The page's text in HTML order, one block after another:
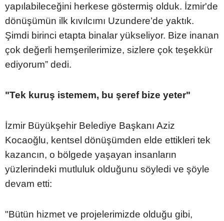
yapılabileceğini herkese göstermiş olduk. İzmir'de
dönüşümün ilk kıvılcımı Uzundere’de yaktık.
Şimdi birinci etapta binalar yükseliyor. Bize inanan
çok değerli hemşerilerimize, sizlere çok teşekkür
ediyorum” dedi.
"Tek kuruş istemem, bu şeref bize yeter"
İzmir Büyükşehir Belediye Başkanı Aziz
Kocaoğlu, kentsel dönüşümden elde ettikleri tek
kazancın, o bölgede yaşayan insanların
yüzlerindeki mutluluk olduğunu söyledi ve şöyle
devam etti:
"Bütün hizmet ve projelerimizde olduğu gibi,